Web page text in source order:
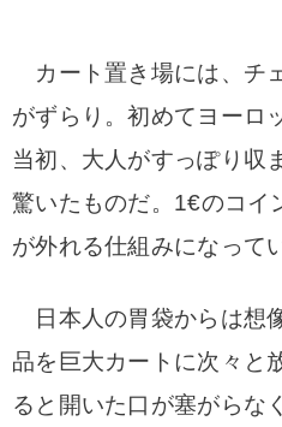
カート置き場には、チ
がずらり。初めてヨーロ
当初、大人がすっぽり収
驚いたものだ。1€のコイ
が外れる仕組みになって
日本人の胃袋からは想
品を巨大カートに次々と
ると開いた口が塞がらな